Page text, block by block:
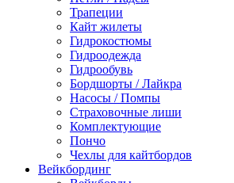
Трапеции
Кайт жилеты
Гидрокостюмы
Гидроодежда
Гидрообувь
Бордшорты / Лайкра
Насосы / Помпы
Страховочные лиши
Комплектующие
Пончо
Чехлы для кайтбордов
Вейкбординг